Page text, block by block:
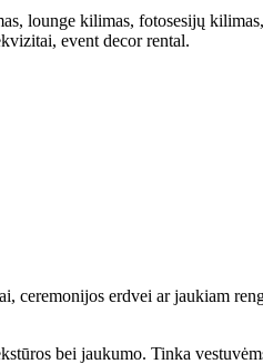
lounge kilimas, fotosesijų
event decor rental.
ceremonijos erdvei ar jaukiam
bei jaukumo. Tinka